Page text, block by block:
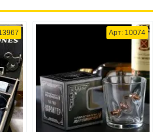
Арт: 10074